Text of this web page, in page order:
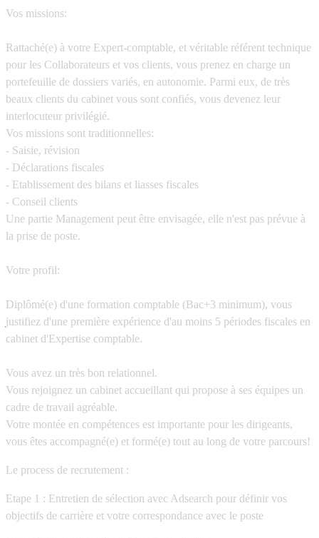
Vos missions:
Rattaché(e) à votre Expert-comptable, et véritable référent technique
pour les Collaborateurs et vos clients, vous prenez en charge un
portefeuille de dossiers variés, en autonomie. Parmi eux, de très
beaux clients du cabinet vous sont confiés, vous devenez leur
interlocuteur privilégié.
Vos missions sont traditionnelles:
- Saisie, révision
- Déclarations fiscales
- Etablissement des bilans et liasses fiscales
- Conseil clients
Une partie Management peut être envisagée, elle n'est pas prévue à
la prise de poste.
Votre profil:
Diplômé(e) d'une formation comptable (Bac+3 minimum), vous
justifiez d'une première expérience d'au moins 5 périodes fiscales en
cabinet d'Expertise comptable.
Vous avez un très bon relationnel.
Vous rejoignez un cabinet accueillant qui propose à ses équipes un
cadre de travail agréable.
Votre montée en compétences est importante pour les dirigeants,
vous êtes accompagné(e) et formé(e) tout au long de votre parcours!
Le process de recrutement :
Etape 1 : Entretien de sélection avec Adsearch pour définir vos
objectifs de carrière et votre correspondance avec le poste